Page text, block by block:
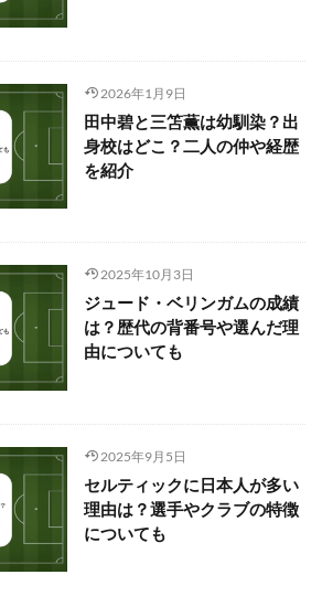
2026年1月9日
田中碧と三笘薫は幼馴染？出
身校はどこ？二人の仲や経歴
を紹介
2025年10月3日
ジュード・ベリンガムの成績
は？歴代の背番号や選んだ理
由についても
2025年9月5日
セルティックに日本人が多い
理由は？選手やクラブの特徴
についても